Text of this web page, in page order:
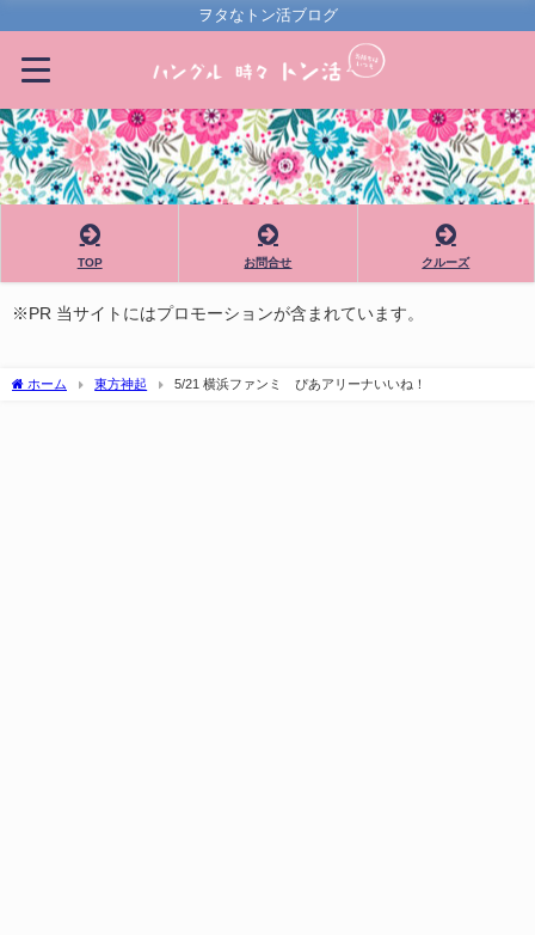
ヲタなトン活ブログ
TOP お問合せ クルーズ
※PR 当サイトにはプロモーションが含まれています。
ホーム 東方神起 5/21 横浜ファンミ ぴあアリーナいいね！